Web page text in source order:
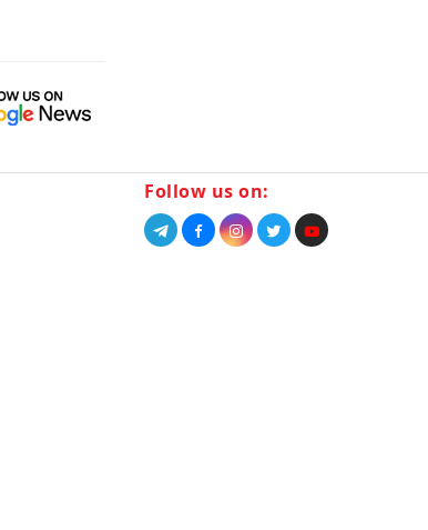
Follow us on: